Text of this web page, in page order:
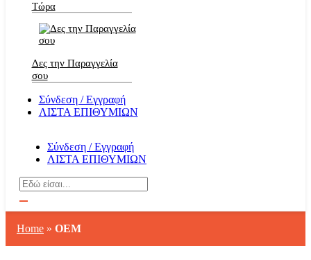
Τώρα
Δες την Παραγγελία
σου
Σύνδεση / Εγγραφή
ΛΙΣΤΑ ΕΠΙΘΥΜΙΩΝ
Σύνδεση / Εγγραφή
ΛΙΣΤΑ ΕΠΙΘΥΜΙΩΝ
Αναζήτηση
Home » OEM